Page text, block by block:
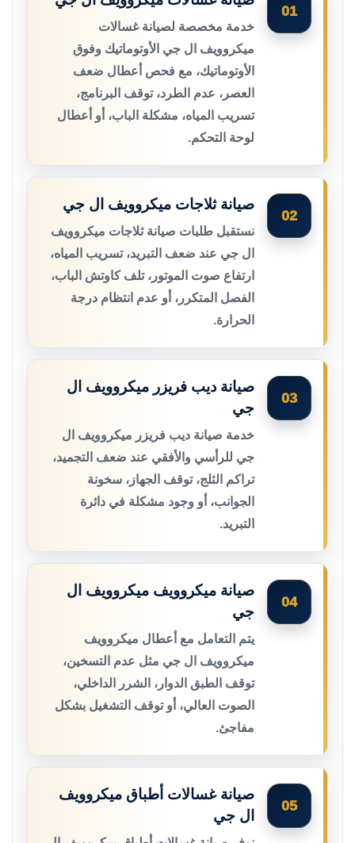
01
خدمة مخصصة لصيانة غسالات
ميكروويف ال جي الأوتوماتيك وفوق
الأوتوماتيك، مع فحص أعطال ضعف
العصر، عدم الطرد، توقف البرنامج،
تسريب المياه، مشكلة الباب، أو أعطال
لوحة التحكم.
02
صيانة ثلاجات ميكروويف ال جي
نستقبل طلبات صيانة ثلاجات ميكروويف
ال جي عند ضعف التبريد، تسريب المياه،
ارتفاع صوت الموتور، تلف كاوتش الباب،
الفصل المتكرر، أو عدم انتظام درجة
الحرارة.
03
صيانة ديب فريزر ميكروويف ال
جي
خدمة صيانة ديب فريزر ميكروويف ال
جي للرأسي والأفقي عند ضعف التجميد،
تراكم الثلج، توقف الجهاز، سخونة
الجوانب، أو وجود مشكلة في دائرة
التبريد.
04
صيانة ميكروويف ميكروويف ال
جي
يتم التعامل مع أعطال ميكروويف
ميكروويف ال جي مثل عدم التسخين،
توقف الطبق الدوار، الشرر الداخلي،
الصوت العالي، أو توقف التشغيل بشكل
مفاجئ.
05
صيانة غسالات أطباق ميكروويف
ال جي